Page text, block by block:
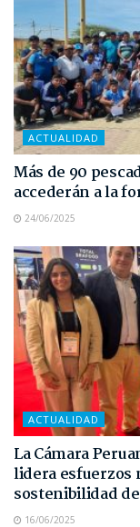
ACTUALIDAD
Más de 90
accederán a la
24/06/2025
ACTUALIDAD
La Cámara
lidera esfuerzos
sostenibilidad
16/06/2025